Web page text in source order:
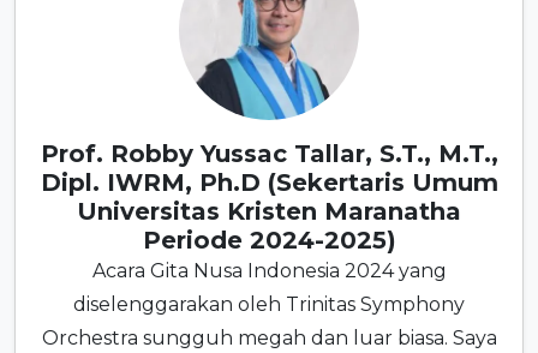
Prof. Robby Yussac Tallar, S.T., M.T.,
Dipl. IWRM, Ph.D (Sekertaris Umum
Universitas Kristen Maranatha
Periode 2024-2025)
Acara Gita Nusa Indonesia 2024 yang
diselenggarakan oleh Trinitas Symphony
Orchestra sungguh megah dan luar biasa. Saya